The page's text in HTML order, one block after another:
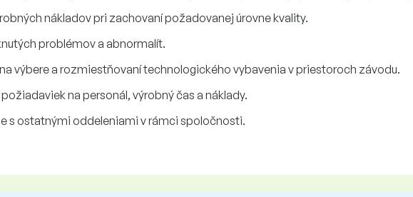
nákladov pri zachovaní požadovanej úrovne kvality.
problémov a abnormalít.
výbere a rozmiestňovaní technologického vybavenia v priestoroch závodu.
na personál, výrobný čas a náklady.
s ostatnými oddeleniami v rámci spoločnosti.